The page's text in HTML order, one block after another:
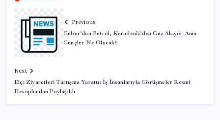
Previous
Gabar’dan Petrol, Karadeniz’den Gaz Akıyor Ama
Gençler Ne Olacak?
Next
Elçi Ziyaretleri Tartışma Yarattı: İş İnsanlarıyla Görüşmeler Resmi
Hesaplardan Paylaşıldı